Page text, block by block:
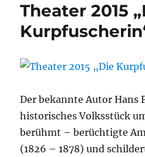
Theater 2015
Der bekannte Autor Hans
historisches Volksstück
berühmt – berüchtigte
(1826 – 1878) und